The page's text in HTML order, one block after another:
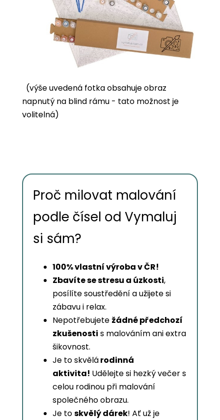
(výše uvedená fotka obsahuje obraz
napnutý na blind rámu - tato možnost je
volitelná)
Proč milovat malování
podle čísel od Vymaluj
si sám?
100% vlastní výroba v ČR!
Zbavíte se stresu a úzkosti,
posílíte soustředění a užijete si
zábavu i relax.
Nepotřebujete žádné předchozí
zkušenosti s malováním ani extra
šikovnost.
Je to skvělárodinná
aktivita! Udělejte si hezký večer s
celou rodinou při malování
společného obrazu.
Je toskvělý dárek! Ať už je